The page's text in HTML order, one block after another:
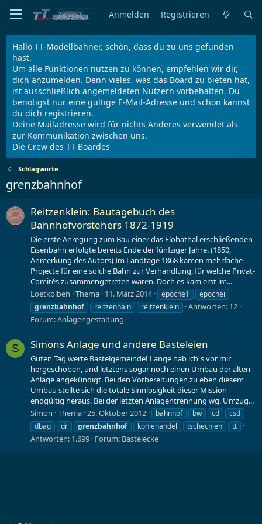
Anmelden Registrieren
Hallo TT-Modellbahner, schön, dass du zu uns gefunden
hast.
Um alle Funktionen nutzen zu können, empfehlen wir dir,
dich anzumelden. Denn vieles, was das Board zu bieten hat,
ist ausschließlich angemeldeten Nutzern vorbehalten. Du
benötigst nur eine gültige E-Mail-Adresse und schon kannst
du dich registrieren.
Deine Mailadresse wird für nichts Anderes verwendet als
zur Kommunikation zwischen uns.
Die Crew des TT-Boardes
Schlagworte
grenzbahnhof
Reitzenklein: Bautagebuch des
Bahnhofvorstehers 1872-1919
Die erste Anregung zum Bau einer das Flöhathal erschließenden
Eisenbahn erfolgte bereits Ende der fünfziger Jahre. (1850,
Anmerkung des Autors) Im Landtage 1868 kamen mehrfache
Projecte für eine solche Bahn zur Verhandlung, für welche Privat-
Comités zusammengetreten waren. Doch es kam erst im...
Loetkolben Thema 11. März 2014 epoche1
epochei
grenzbahnhof
reitzenhain reitzenklein
Antworten: 12
Forum:Anlagengestaltung
S Simons Anlage und andere Basteleien
Guten Tag werte Bastelgemeinde! Lange hab ich´s vor mir
hergeschoben, und letztens sogar noch einen Umbau der alten
Anlage angekündigt. Bei den Vorbereitungen zu eben diesem
Umbau stellte sich die totale Sinnlosigkeit dieser Mission
endgültig heraus. Bei der letzten Anlagentrennung wg. Umzug...
Simon Thema 25. Oktober 2012 bahnhof bw cd
csd
dbag
dr grenzbahnhof kohlehandel tschechien tt
Antworten: 1.699 Forum: Bastelecke